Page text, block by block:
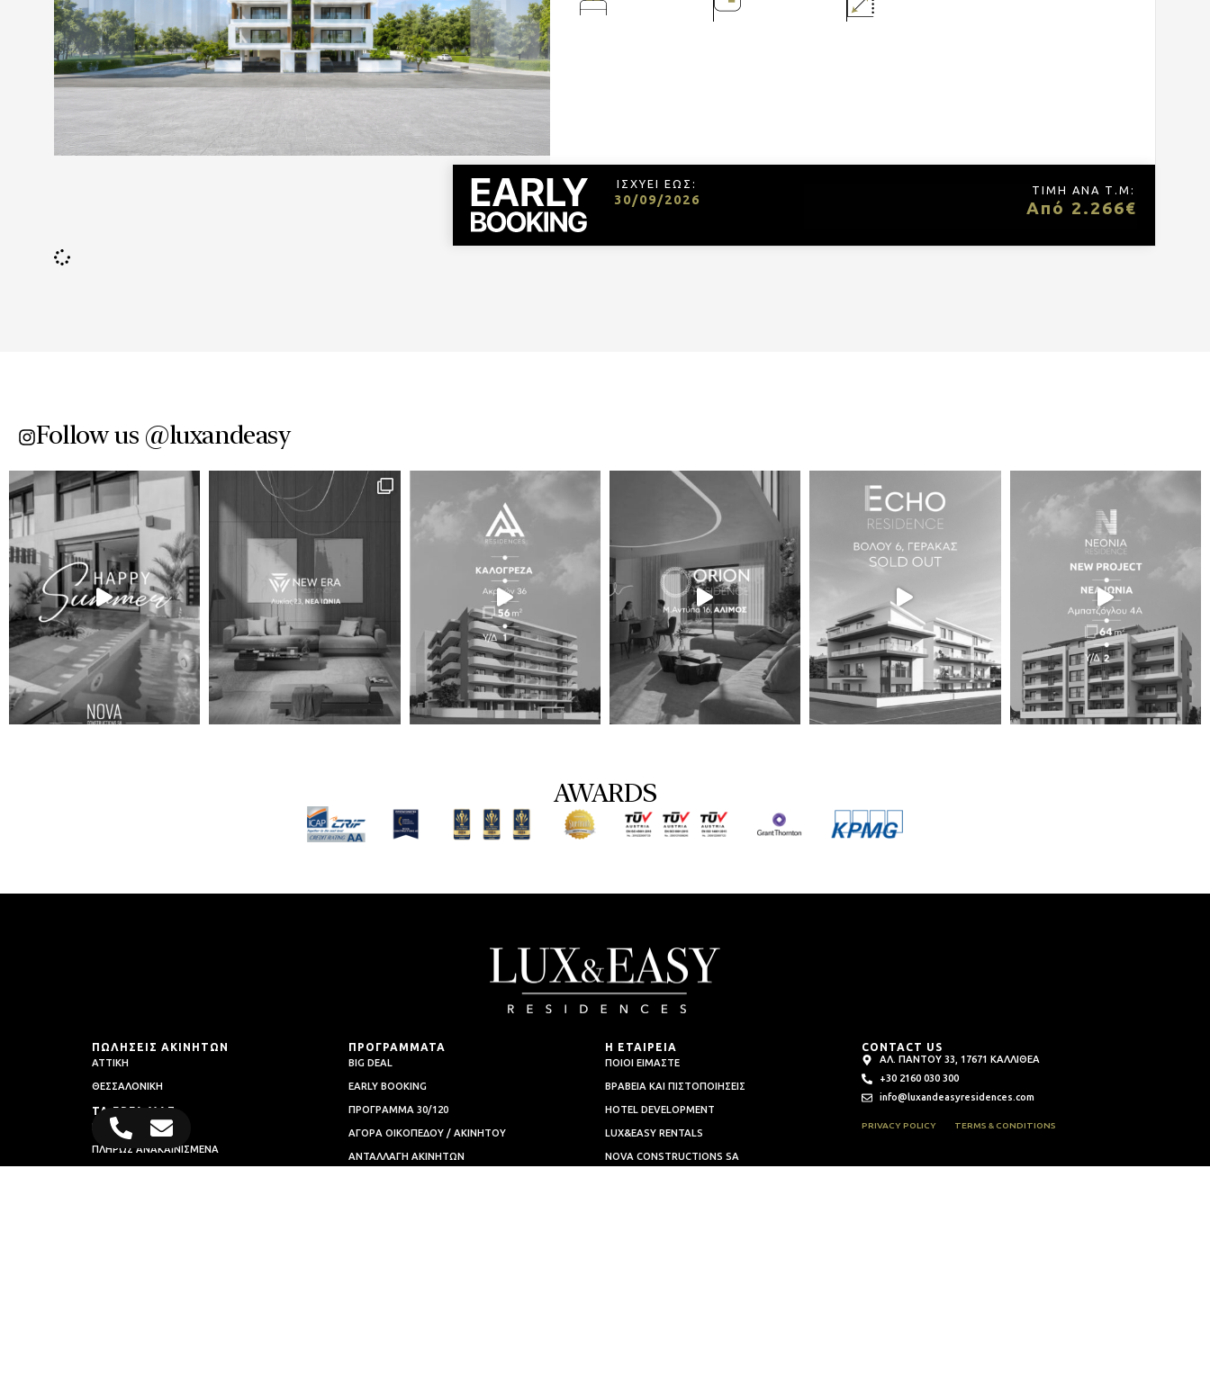
ΙΣΧΥΕΙ ΕΩΣ:
30/09/2026
ΤΙΜΗ ΑΝΑ Τ.Μ:
Από 2.266€
Follow us @luxandeasy​
AWARDS
ΠΩΛΗΣΕΙΣ ΑΚΙΝΗΤΩΝ
ΑΤΤΙΚΗ
ΘΕΣΣΑΛΟΝΙΚΗ
ΤΑ ΕΡΓΑ ΜΑΣ
ΝΕΟΔΜΗΤΑ
ΠΛΗΡΩΣ ΑΝΑΚΑΙΝΙΣΜΕΝΑ
ΠΡΟΓΡΑΜΜΑΤΑ
BIG DEAL
EARLY BOOKING
ΠΡΟΓΡΑΜΜΑ 30/120
ΑΓΟΡΑ ΟΙΚΟΠΕΔΟΥ / ΑΚΙΝΗΤΟΥ
AΝΤΑΛΛΑΓΗ AΚΙΝΗΤΩΝ
Η ΕΤΑΙΡΕΙΑ
ΠΟΙΟΙ ΕΙΜΑΣΤΕ
ΒΡΑΒΕΙΑ ΚΑΙ ΠΙΣΤΟΠΟΙΗΣΕΙΣ
HOTEL DEVELOPMENT
LUX&EASY RENTALS
NOVA CONSTRUCTIONS SA
CONTACT US
ΑΛ. ΠΑΝΤΟΥ 33, 17671 ΚΑΛΛΙΘΕΑ
+30 2160 030 300
info@luxandeasyresidences.com
PRIVACY POLICY TERMS & CONDITIONS